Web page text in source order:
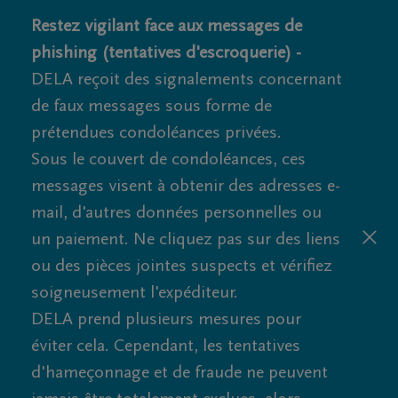
Restez vigilant face aux messages de
phishing (tentatives d'escroquerie) -
DELA reçoit des signalements concernant
de faux messages sous forme de
prétendues condoléances privées.
Sous le couvert de condoléances, ces
messages visent à obtenir des adresses e-
mail, d'autres données personnelles ou
un paiement. Ne cliquez pas sur des liens
ou des pièces jointes suspects et vérifiez
soigneusement l'expéditeur.
DELA prend plusieurs mesures pour
éviter cela. Cependant, les tentatives
d'hameçonnage et de fraude ne peuvent